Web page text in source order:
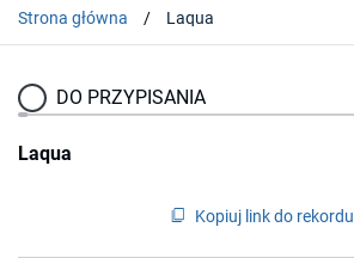
Strona główna Laqua
DO PRZYPISANIA
Laqua
Kopiuj link do rekordu